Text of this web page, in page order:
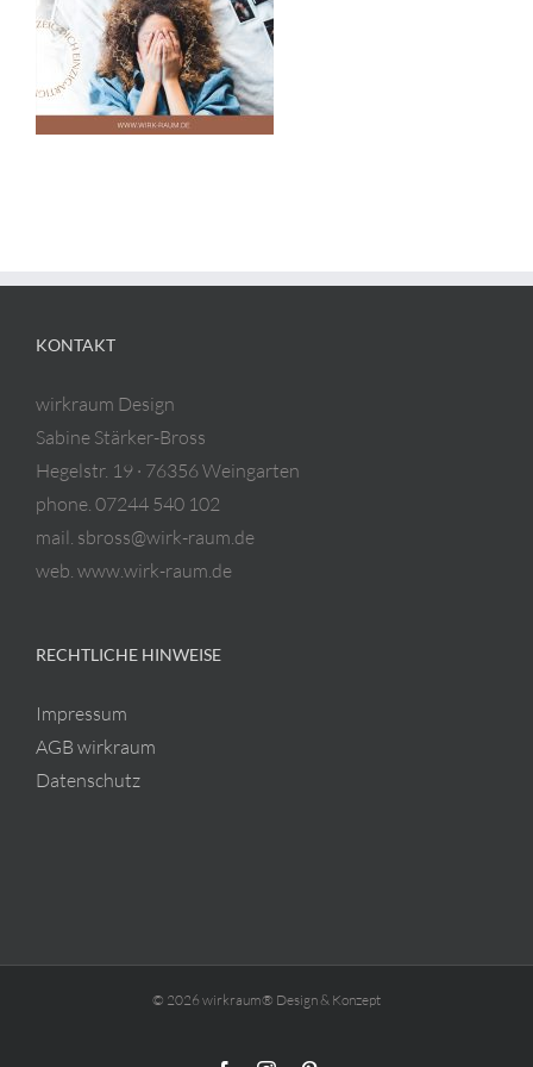
KONTAKT
wirkraum Design
Sabine Stärker-Bross
Hegelstr. 19 · 76356 Weingarten
phone. 07244 540 102
mail. sbross@wirk-raum.de
web. www.wirk-raum.de
RECHTLICHE HINWEISE
Impressum
AGB wirkraum
Datenschutz
© 2026 wirkraum® Design & Konzept